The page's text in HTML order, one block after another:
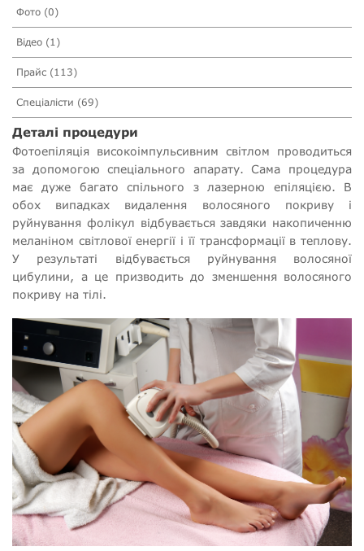
Фото (0)
Відео (1)
Прайс (113)
Спеціалісти (69)
Деталі процедури
Фотоепіляція високоімпульсивним світлом проводиться
за допомогою спеціального апарату. Сама процедура
має дуже багато спільного з лазерною епіляцією. В
обох випадках видалення волосяного покриву і
руйнування фолікул відбувається завдяки накопиченню
меланіном світлової енергії і її трансформації в теплову.
У результаті відбувається руйнування волосяної
цибулини, а це призводить до зменшення волосяного
покриву на тілі.